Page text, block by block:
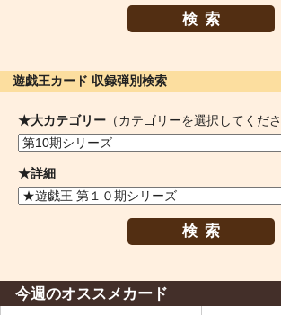
検索
遊戯王カード 収録弾別検索
★大カテゴリー （カテゴリーを選択してくださ
★詳細
検索
今週のオススメカード